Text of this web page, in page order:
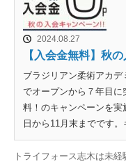
2024.08.27
【入会金無料】秋
ブラジリアン柔術アカ
でオープンから７年目
料！のキャンペーンを
日から11月末までです
トライフォース志木は未経